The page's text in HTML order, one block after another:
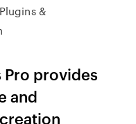
&
Pro provides
and